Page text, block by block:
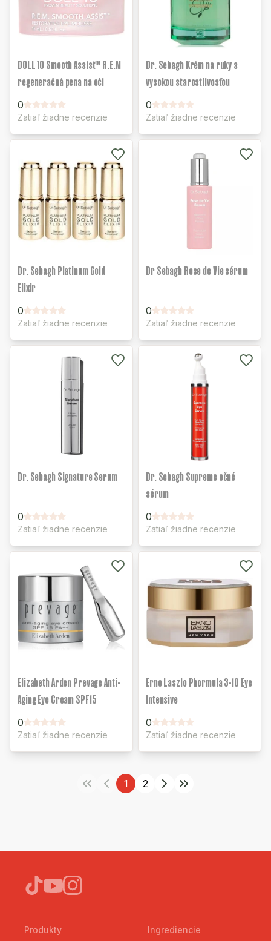
DOLL 10 Smooth Assist™ R.E.M
regeneračná pena na oči
0
Zatiaľ žiadne recenzie
Dr. Sebagh Krém na ruky s
vysokou starostlivosťou
0
Zatiaľ žiadne recenzie
Dr. Sebagh Platinum Gold
Elixir
0
Zatiaľ žiadne recenzie
Dr Sebagh Rose de Vie sérum
0
Zatiaľ žiadne recenzie
Dr. Sebagh Signature Serum
0
Zatiaľ žiadne recenzie
Dr. Sebagh Supreme očné
sérum
0
Zatiaľ žiadne recenzie
Elizabeth Arden Prevage Anti-
Aging Eye Cream SPF15
0
Zatiaľ žiadne recenzie
Erno Laszlo Phormula 3-10 Eye
Intensive
0
Zatiaľ žiadne recenzie
1 2
Produkty Ingrediencie